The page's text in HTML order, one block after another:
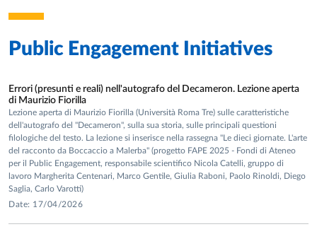
Public Engagement Initiatives
Errori (presunti e reali) nell'autografo del Decameron. Lezione aperta
di Maurizio Fiorilla
Lezione aperta di Maurizio Fiorilla (Università Roma Tre) sulle caratteristiche
dell'autografo del "Decameron", sulla sua storia, sulle principali questioni
filologiche del testo. La lezione si inserisce nella rassegna "Le dieci giornate. L'arte
del racconto da Boccaccio a Malerba" (progetto FAPE 2025 - Fondi di Ateneo
per il Public Engagement, responsabile scientifico Nicola Catelli, gruppo di
lavoro Margherita Centenari, Marco Gentile, Giulia Raboni, Paolo Rinoldi, Diego
Saglia, Carlo Varotti)
Date: 17/04/2026